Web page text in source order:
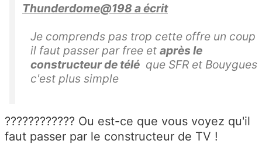
Thunderdome@198 a écrit
Je comprends pas trop cette offre un coup
il faut passer par free et après le
constructeur de télé que SFR et Bouygues
c'est plus simple
???????????? Ou est-ce que vous voyez qu'il
faut passer par le constructeur de TV !